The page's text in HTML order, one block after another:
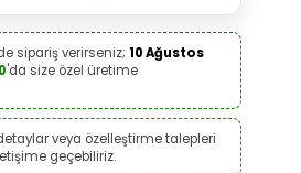
sipariş verirseniz; 10 Ağustos
'da size özel üretime
veya özelleştirme talepleri
geçebiliriz.